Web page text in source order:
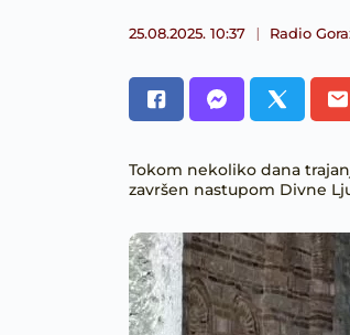
25.08.2025. 10:37 Radio
Tokom nekoliko dana
završen nastupom Divne